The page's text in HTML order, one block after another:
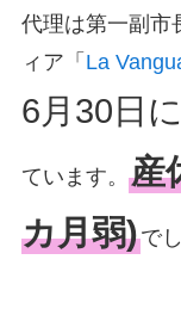
代理は第一副市
ィア「 La
6月30日
ています。 産
カ月弱)で